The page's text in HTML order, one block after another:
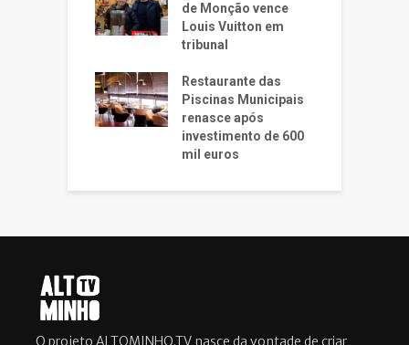
de Monção vence
Louis Vuitton em
tribunal
Restaurante das
Piscinas Municipais
renasce após
investimento de 600
mil euros